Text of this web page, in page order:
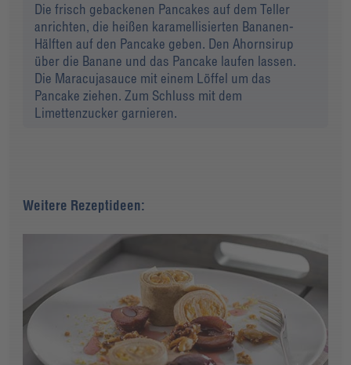
Die frisch gebackenen Pancakes auf dem Teller
anrichten, die heißen karamellisierten Bananen-
Hälften auf den Pancake geben. Den Ahornsirup
über die Banane und das Pancake laufen lassen.
Die Maracujasauce mit einem Löffel um das
Pancake ziehen. Zum Schluss mit dem
Limettenzucker garnieren.
Weitere Rezeptideen: